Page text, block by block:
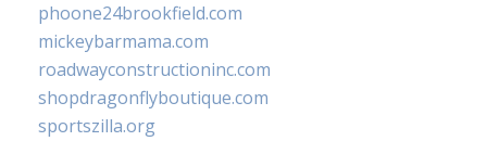
phoone24brookfield.com
mickeybarmama.com
roadwayconstructioninc.com
shopdragonflyboutique.com
sportszilla.org